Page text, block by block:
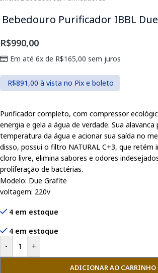
Bebedouro Purificador IBBL
R$990,00
Em até 6x de R$165,00 sem juros
R$891,00 à vista no Pix e boleto
Purificador completo, com compressor
energia e gela a água de verdade. Sua
temperatura da água e acionar sua saída no
disso, possui o filtro NATURAL C+3, que retém
cloro livre, elimina sabores e odores
proliferação de bactérias.
Modelo: Due Grafite
voltagem: 220v
4 em estoque
4 em estoque
-
+
ADICIONAR AO CARRINHO